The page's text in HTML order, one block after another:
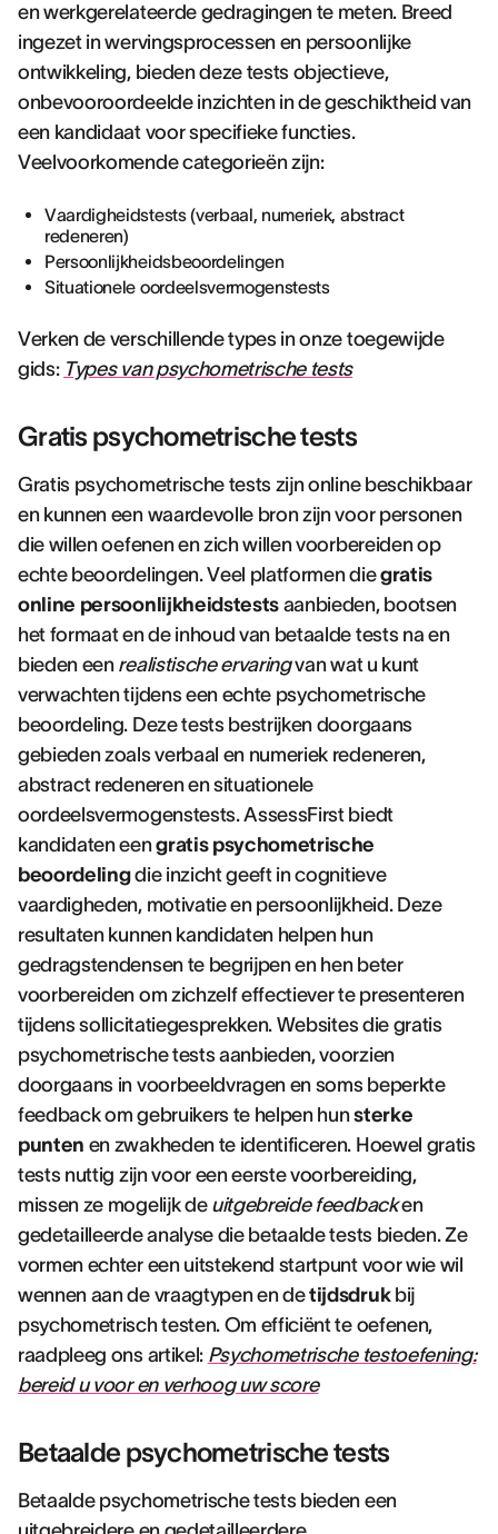
en werkgerelateerde gedragingen te meten. Breed
ingezet in wervingsprocessen en persoonlijke
ontwikkeling, bieden deze tests objectieve,
onbevooroordeelde inzichten in de geschiktheid van
een kandidaat voor specifieke functies.
Veelvoorkomende categorieën zijn:
Vaardigheidstests (verbaal, numeriek, abstract
redeneren)
Persoonlijkheidsbeoordelingen
Situationele oordeelsvermogenstests
Verken de verschillende types in onze toegewijde
gids: Types van psychometrische tests
Gratis psychometrische tests
Gratis psychometrische tests zijn online beschikbaar
en kunnen een waardevolle bron zijn voor personen
die willen oefenen en zich willen voorbereiden op
echte beoordelingen. Veel platformen diegratis
online persoonlijkheidstests aanbieden, bootsen
het formaat en de inhoud van betaalde tests na en
bieden een realistische ervaringvan wat u kunt
verwachten tijdens een echte psychometrische
beoordeling. Deze tests bestrijken doorgaans
gebieden zoals verbaal en numeriek redeneren,
abstract redeneren en situationele
oordeelsvermogenstests. AssessFirst biedt
kandidaten eengratis psychometrische
beoordelingdie inzicht geeft in cognitieve
vaardigheden, motivatie en persoonlijkheid. Deze
resultaten kunnen kandidaten helpen hun
gedragstendensen te begrijpen en hen beter
voorbereiden om zichzelf effectiever te presenteren
tijdens sollicitatiegesprekken. Websites die gratis
psychometrische tests aanbieden, voorzien
doorgaans in voorbeeldvragen en soms beperkte
feedback om gebruikers te helpen hunsterke
punten en zwakheden te identificeren. Hoewel gratis
tests nuttig zijn voor een eerste voorbereiding,
missen ze mogelijk de uitgebreide feedbacken
gedetailleerde analyse die betaalde tests bieden. Ze
vormen echter een uitstekend startpunt voor wie wil
wennen aan de vraagtypen en detijdsdrukbij
psychometrisch testen. Om efficiënt te oefenen,
raadpleeg ons artikel: Psychometrische testoefening:
bereid u voor en verhoog uw score
Betaalde psychometrische tests
Betaalde psychometrische tests bieden een